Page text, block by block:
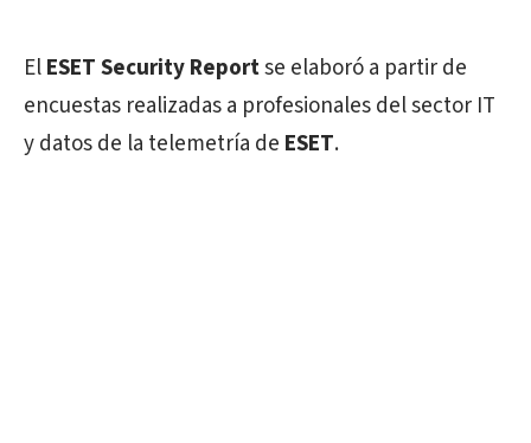
ElESET Security Reportse elaboró a partir de
encuestas realizadas a profesionales del sector IT
y datos de la telemetría de ESET.